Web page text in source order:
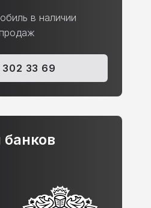
в наличии
302 33 69